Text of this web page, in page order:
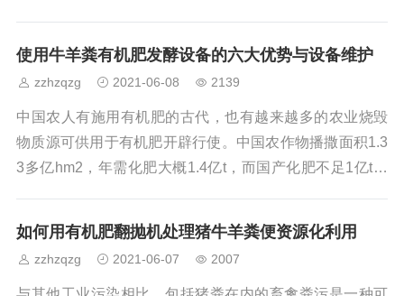
肥造粒技术需求和功能要求，确定挤压式平模造粒机的总
体设计方案，选择合适的设计方案，并对其各个功能组件
的结构进行分析设计，确定各功能组件的组成，保证其功
能要求和性能要求。有机肥翻堆机适用于畜禽粪便、污泥
垃圾、糖厂滤泥、糟渣饼粕和秸秆锯屑等有机废弃物的发
使用牛羊粪有机肥发酵设备的六大优势与设备维护
zzhzqzg 2021-06-08 2139
中国农人有施用有机肥的古代，也有越来越多的农业烧毁
物质源可供用于有机肥开辟行使。中国农作物播撒面积1.3
3多亿hm2，年需化肥大概1.4亿t，而国产化肥不足1亿t，
肥来进步农产物的环境趋势角逐力。当前，西方国度有机
肥料用量已占到肥料总用量的近50%，在中国有机肥料用
如何用有机肥翻抛机处理猪牛羊粪便资源化利用
zzhzqzg 2021-06-07 2007